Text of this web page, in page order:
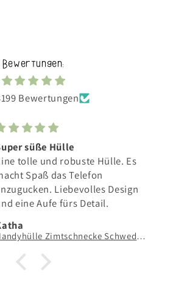
Bewertungen:
Bewertungen
süße Hülle
tolle und robuste Hülle. Es
Spaß das Telefon
Liebevolles Design
eine Aufe fürs Detail.
Handyhülle Zimtschnecke Schweden Hygge - Hard Case Hülle Geschenk Skandinavien Kanelbulle grün